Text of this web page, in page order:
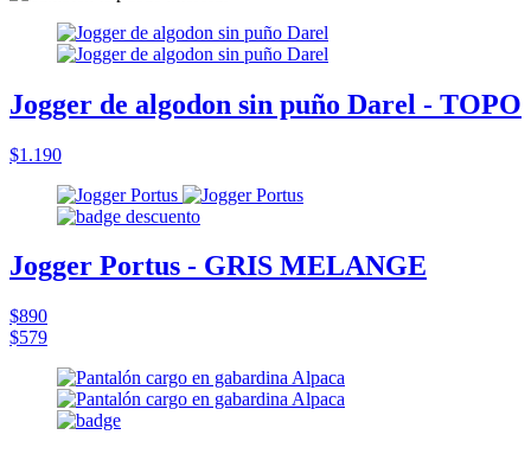
Jogger de algodon sin puño Darel - TOPO
$1.190
Jogger Portus - GRIS MELANGE
$890
$579